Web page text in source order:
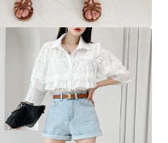
30% 20,900원 29,900원